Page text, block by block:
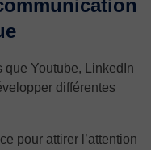
que Youtube, LinkedIn
différentes
pour attirer l’attention